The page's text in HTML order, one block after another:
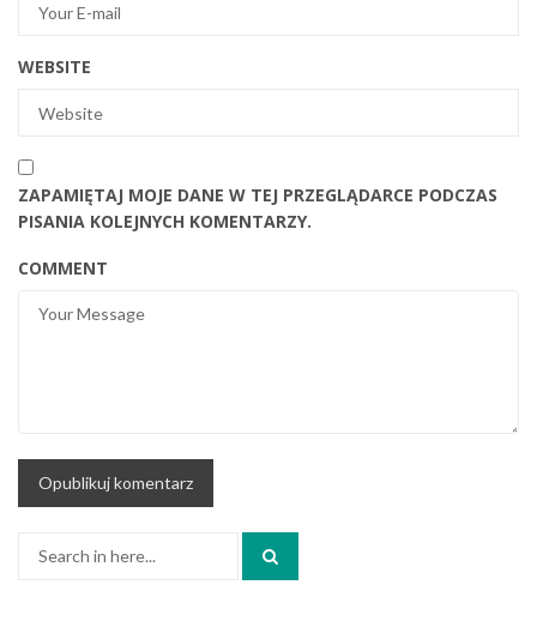
WEBSITE
ZAPAMIĘTAJ MOJE DANE W TEJ PRZEGLĄDARCE PODCZAS
PISANIA KOLEJNYCH KOMENTARZY.
COMMENT